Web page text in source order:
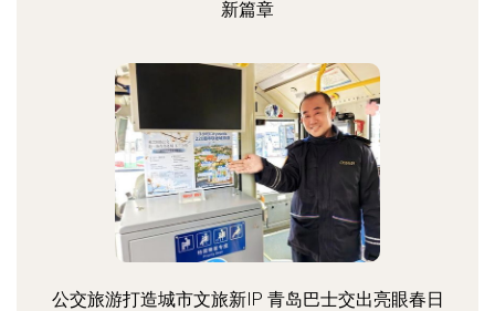
新篇章
公交旅游打造城市文旅新IP 青岛巴士交出亮眼春日